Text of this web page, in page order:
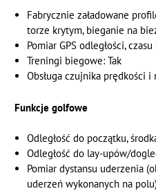
Fabrycznie załadowane
torze krytym, bieganie na
Pomiar GPS odległości,
Treningi biegowe: Tak
Obsługa czujnika prędkości
Funkcje golfowe
Odległość do początku,
Odległość do lay-upów/
Pomiar dystansu uderzenia
uderzeń wykonanych na